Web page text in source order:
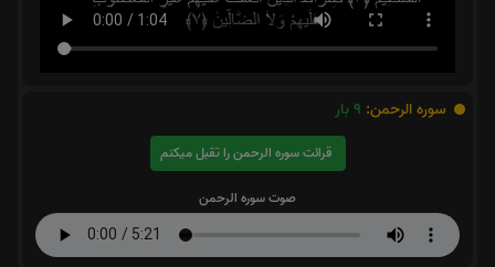
سوره الرحمن: 9بار
قرائت سوره الرحمن را تقبل میکنم
صوت سوره الرحمن